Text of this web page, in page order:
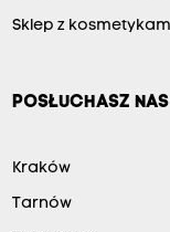
Sklep z
POSŁUCHASZ NAS
Kraków
Tarnów